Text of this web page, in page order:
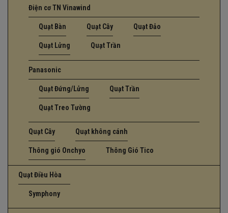
Điện cơ TN Vinawind
Quạt Bàn Quạt Cây Quạt Đảo
Quạt Lửng Quạt Trần
Panasonic
Quạt Đứng/Lửng Quạt Trần
Quạt Treo Tường
Quạt Cây Quạt không cánh
Thông gió Onchyo Thông Gió Tico
Quạt Điều Hòa
Symphony